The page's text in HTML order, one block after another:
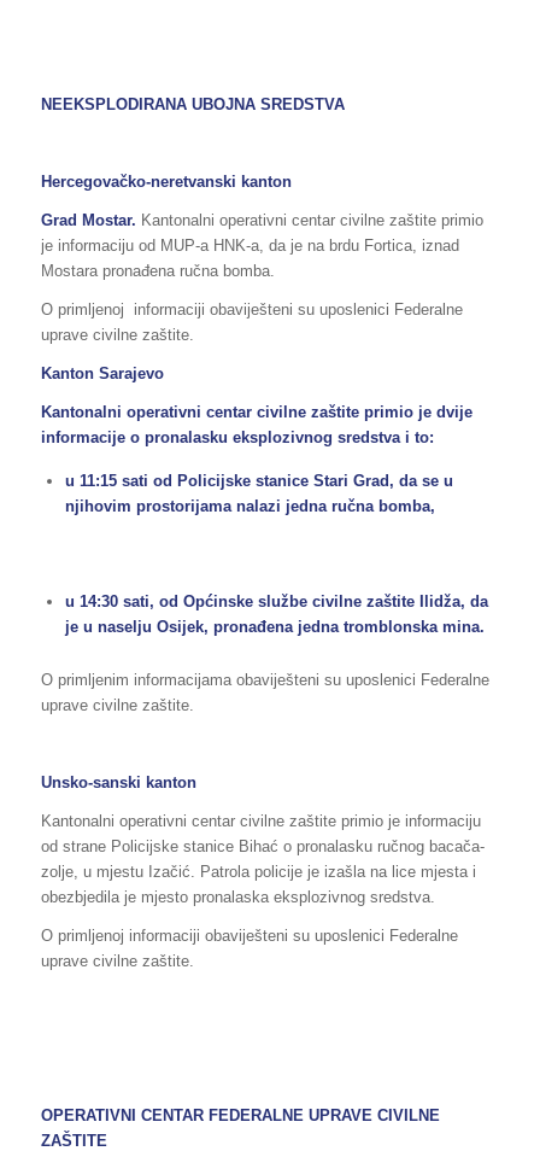
NEEKSPLODIRANA UBOJNA SREDSTVA
Hercegovačko-neretvanski kanton
Grad Mostar. Kantonalni operativni centar civilne zaštite primio
je informaciju od MUP-a HNK-a, da je na brdu Fortica, iznad
Mostara pronađena ručna bomba.
O primljenoj informaciji obaviješteni su uposlenici Federalne
uprave civilne zaštite.
Kanton Sarajevo
Kantonalni operativni centar civilne zaštite primio je dvije
informacije o pronalasku eksplozivnog sredstva i to:
u 11:15 sati od Policijske stanice Stari Grad, da se u
njihovim prostorijama nalazi jedna ručna bomba,
u 14:30 sati, od Općinske službe civilne zaštite Ilidža, da
je u naselju Osijek, pronađena jedna tromblonska mina.
O primljenim informacijama obaviješteni su uposlenici Federalne
uprave civilne zaštite.
Unsko-sanski kanton
Kantonalni operativni centar civilne zaštite primio je informaciju
od strane Policijske stanice Bihać o pronalasku ručnog bacača-
zolje, u mjestu Izačić. Patrola policije je izašla na lice mjesta i
obezbjedila je mjesto pronalaska eksplozivnog sredstva.
O primljenoj informaciji obaviješteni su uposlenici Federalne
uprave civilne zaštite.
OPERATIVNI CENTAR FEDERALNE UPRAVE CIVILNE
ZAŠTITE